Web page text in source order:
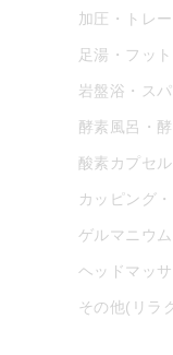
加圧・トレ
足湯・フッ
岩盤浴・ス
酵素風呂・
酸素カプセル
カッピング
ゲルマニウ
ヘッドマッ
その他(リラ